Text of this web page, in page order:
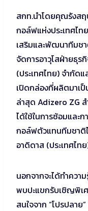
สกท.นำโดยคุณรังส
กอล์ฟแห่งประเทศไท
เสริมและพัฒนาทีมช
จัดการอาวุโสฝ่ายธุ
(ประเทศไทย) จำกัด
เปิดกล่องที่ผลิตมาเ
ล่าสุด Adizero ZG
ได้ใช้ในการซ้อมและ
กอล์ฟตัวแทนทีมชาติ
อาดิดาส (ประเทศไท
นอกจากจะได้ทำควา
พบปะแขกรับเชิญพิเ
สนใจจาก “โปรปลา